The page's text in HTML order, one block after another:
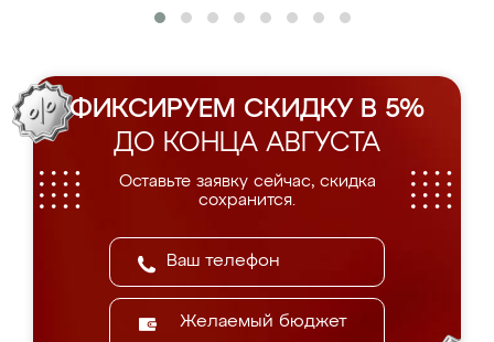
ФИКСИРУЕМ СКИДКУ В 5%
ДО КОНЦА АВГУСТА
Оставьте заявку сейчас, скидка
сохранится.
Желаемый бюджет